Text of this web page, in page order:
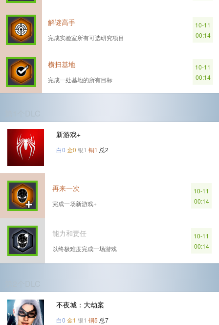
解谜高手
完成实验室所有可选研究项目
10-11
00:14
横扫基地
完成一处基地的所有目标
10-11
00:14
新游戏+
白0 金0 银1 铜1 总2
再来一次
完成一场新游戏+
10-11
00:14
能力和责任
以终极难度完成一场游戏
10-11
00:14
不夜城：大劫案
白0 金1 银1 铜5 总7